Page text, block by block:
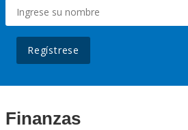
Regístrese
Finanzas